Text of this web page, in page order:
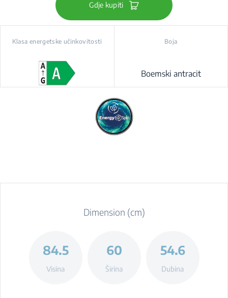
Gdje kupiti
Klasa energetske učinkovitosti Boja
Boemski antracit
Dimension (cm)
84.5
Visina
60
Širina
54.6
Dubina